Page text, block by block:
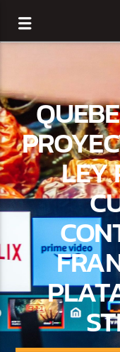
CURRENT TRACK
TITLE
ARTIST
LEY